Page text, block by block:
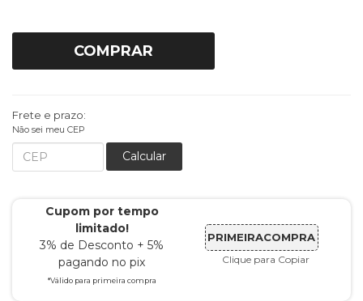
COMPRAR
Frete e prazo:
Não sei meu CEP
Calcular
Cupom por tempo
limitado!
3% de Desconto + 5%
pagando no pix
*Válido para primeira compra
PRIMEIRACOMPRA
Clique para Copiar